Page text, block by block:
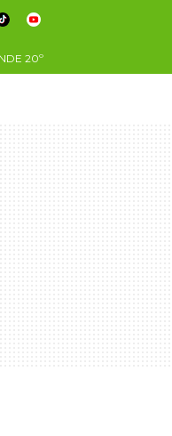
20º